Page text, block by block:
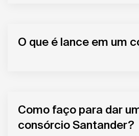
O que é lance em um
Como faço para dar
consórcio Santander?